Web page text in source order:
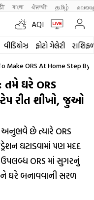
বাংলা ਪੰਜਾਬੀ தமிழ்
AQI
વીડિયોઝ ફોટો ગેલેરી
Make ORS At Home Step
ઘરે ORS
રીત શીખો, જુઓ
અનુભવે છે ત્યારે ORS
ઘટાડવામાં પણ મદદ
ઉપલબ્ધ ORS માં સુગરનું
ઘરે બનાવવાની સરળ